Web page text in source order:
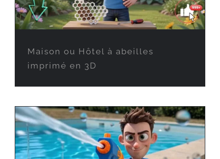
Maison ou Hôtel à abeilles
imprimé en 3D